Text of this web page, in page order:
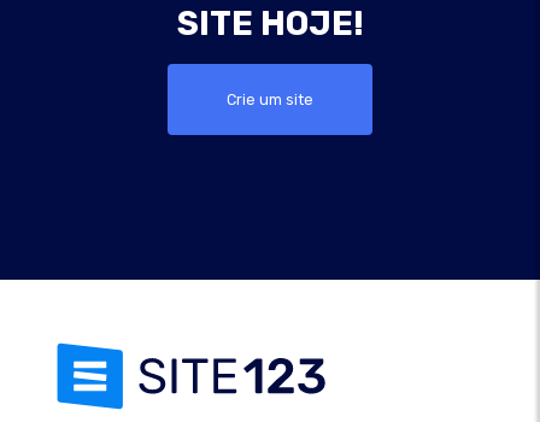
SITE HOJE!
Crie um site